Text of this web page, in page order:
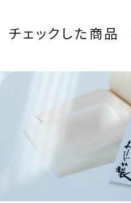
チェックした商品